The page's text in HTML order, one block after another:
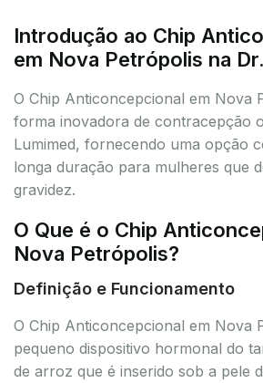
Introdução ao Chip
em Nova Petrópolis na
O Chip Anticoncepcional em Nova
forma inovadora de contracepção
Lumimed, fornecendo uma opção
longa duração para mulheres que
gravidez.
O Que é o Chip
Nova Petrópolis?
Definição e Funcionamento
O Chip Anticoncepcional em Nova
pequeno dispositivo hormonal do
de arroz que é inserido sob a pele